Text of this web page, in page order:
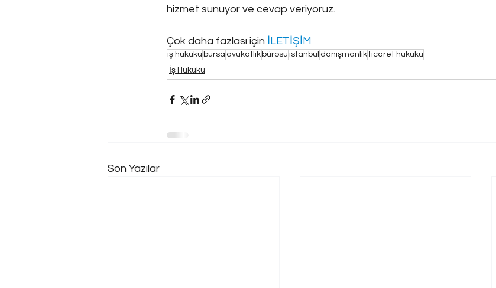
hizmet sunuyor ve cevap veriyoruz.
Çok daha fazlası için İLETİŞİM
iş hukuku bursa avukatlık bürosu istanbul danışmanlıkticaret hukuku
İş Hukuku
Son Yazılar